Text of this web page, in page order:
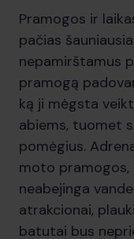
Pramogos ir
pačias
nepamirštamus
pramogą
ką ji mėgsta
abiems, tuomet
pomėgius.
moto pramogos,
neabejinga
atrakcionai,
batutai bus